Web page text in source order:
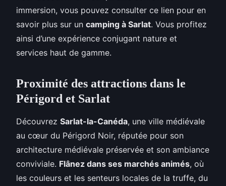
immersion, vous pouvez consulter ce lien pour en
savoir plus sur un camping à Sarlat. Vous profitez
ainsi d’une expérience conjugant nature et
services haut de gamme.
Proximité des attractions dans le
Périgord et Sarlat
Découvrez Sarlat-la-Canéda, une ville médiévale
au cœur du Périgord Noir, réputée pour son
architecture médiévale préservée et son ambiance
conviviale. Flânez dans ses marchés animés, où
les couleurs et les senteurs locales de la truffe, du